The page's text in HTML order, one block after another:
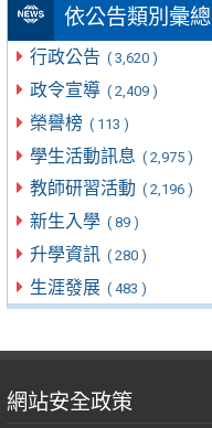
依公告類別彙總
行政公告 ( 3,620 )
政令宣導 ( 2,409 )
榮譽榜 ( 113 )
學生活動訊息 ( 2,975 )
教師研習活動 ( 2,196 )
新生入學 ( 89 )
升學資訊 ( 280 )
生涯發展 ( 483 )
網站安全政策